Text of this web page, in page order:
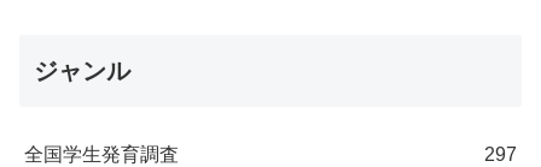
ジャンル
全国学生発育調査 297